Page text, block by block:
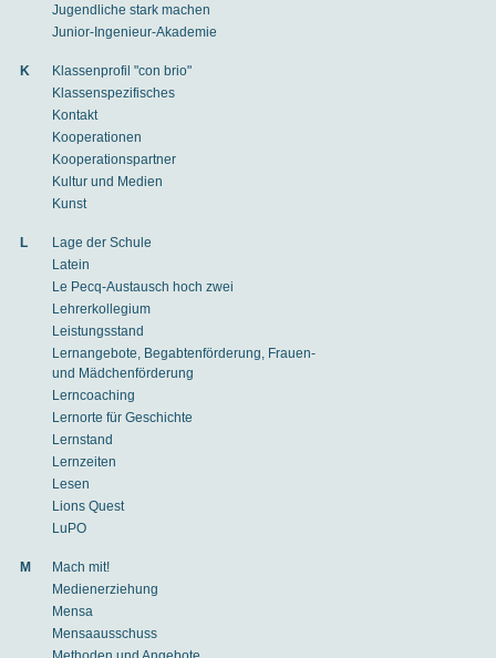
Jugendliche stark machen
Junior-Ingenieur-Akademie
K
Klassenprofil "con brio"
Klassenspezifisches
Kontakt
Kooperationen
Kooperationspartner
Kultur und Medien
Kunst
L
Lage der Schule
Latein
Le Pecq-Austausch hoch zwei
Lehrerkollegium
Leistungsstand
Lernangebote, Begabtenförderung, Frauen-
und Mädchenförderung
Lerncoaching
Lernorte für Geschichte
Lernstand
Lernzeiten
Lesen
Lions Quest
LuPO
M
Mach mit!
Medienerziehung
Mensa
Mensaausschuss